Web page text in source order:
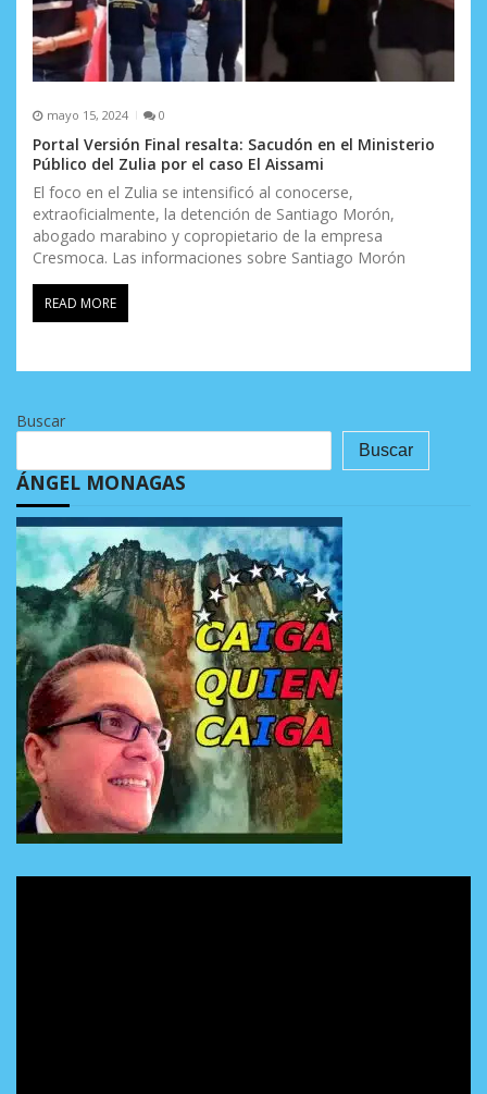
mayo 15, 2024 0
Portal Versión Final resalta: Sacudón en el Ministerio
Público del Zulia por el caso El Aissami
El foco en el Zulia se intensificó al conocerse,
extraoficialmente, la detención de Santiago Morón,
abogado marabino y copropietario de la empresa
Cresmoca. Las informaciones sobre Santiago Morón
READ MORE
Buscar
Buscar
ÁNGEL MONAGAS